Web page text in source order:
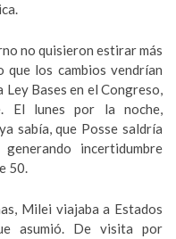
no quisieron estirar más
los cambios vendrían
Bases en el Congreso,
El lunes por la noche,
sabía, que Posse saldría
incertidumbre
50.
Milei viajaba a Estados
asumió. De visita por